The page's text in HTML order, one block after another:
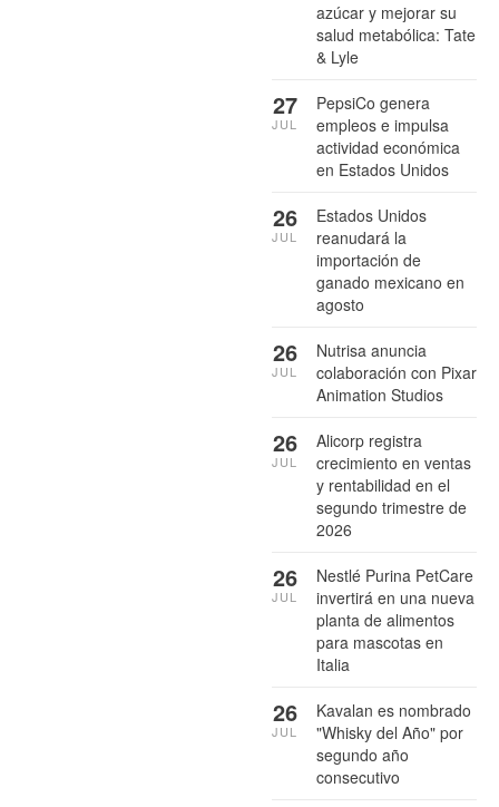
azúcar y mejorar su
salud metabólica: Tate
& Lyle
PepsiCo genera
empleos e impulsa
actividad económica
en Estados Unidos
27
JUL
Estados Unidos
reanudará la
importación de
ganado mexicano en
agosto
26
JUL
Nutrisa anuncia
colaboración con Pixar
Animation Studios
26
JUL
Alicorp registra
crecimiento en ventas
y rentabilidad en el
segundo trimestre de
2026
26
JUL
Nestlé Purina PetCare
invertirá en una nueva
planta de alimentos
para mascotas en
Italia
26
JUL
Kavalan es nombrado
"Whisky del Año" por
segundo año
consecutivo
26
JUL